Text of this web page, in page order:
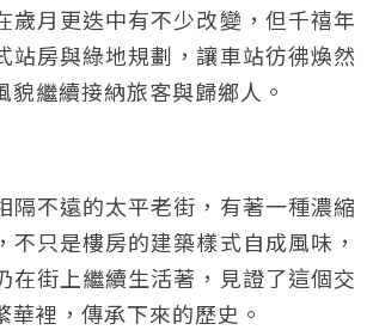
歲月更迭中有不少改變，但千禧年
站房與綠地規劃，讓車站彷彿煥然
貌繼續接納旅客與歸鄉人。
隔不遠的太平老街，有著一種濃縮
不只是樓房的建築樣式自成風味，
在街上繼續生活著，見證了這個交
華裡，傳承下來的歷史。